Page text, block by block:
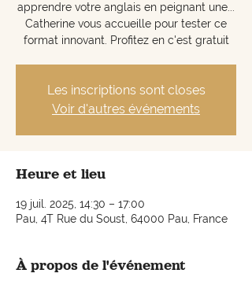
apprendre votre anglais en peignant une...
Catherine vous accueille pour tester ce
format innovant. Profitez en c'est gratuit
Les inscriptions sont closes
Voir d'autres événements
Heure et lieu
19 juil. 2025, 14:30 – 17:00
Pau, 4T Rue du Soust, 64000 Pau, France
À propos de l'événement